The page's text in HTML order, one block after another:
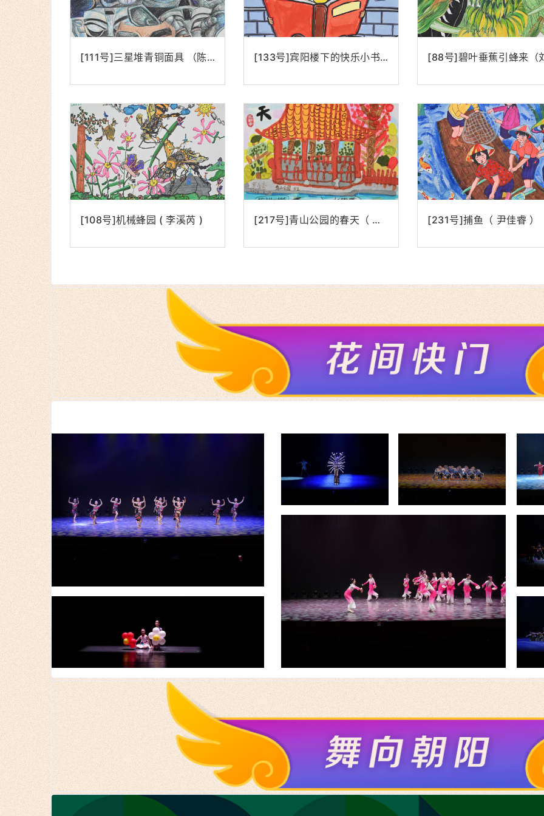
[111号]三星堆青铜面具 （陈美霖） [133号]宾阳楼下的快乐小书迷 （周楚昊）
[108号]机械蜂园 ( 李溪芮 ) [217号]青山公园的春天（ 罗乐言） [231号]捕鱼（ 尹佳睿 ）